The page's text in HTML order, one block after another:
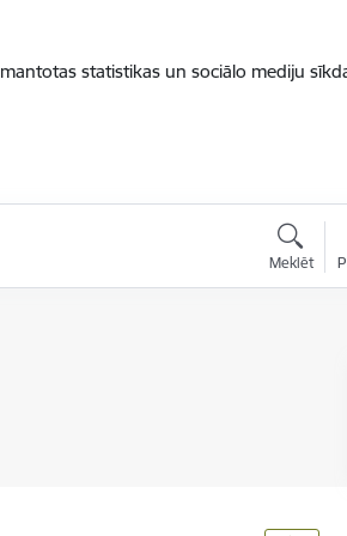
statistikas un sociālo mediju
Meklēt